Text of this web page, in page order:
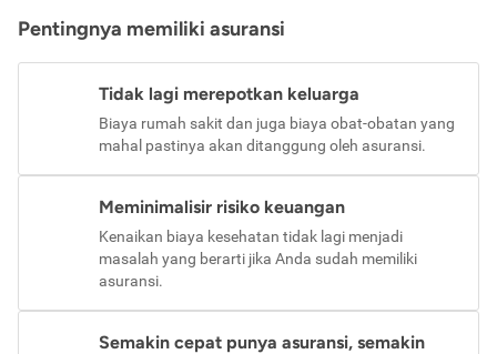
Pentingnya memiliki asuransi
Tidak lagi merepotkan keluarga
Biaya rumah sakit dan juga biaya obat-obatan yang
mahal pastinya akan ditanggung oleh asuransi.
Meminimalisir risiko keuangan
Kenaikan biaya kesehatan tidak lagi menjadi
masalah yang berarti jika Anda sudah memiliki
asuransi.
Semakin cepat punya asuransi, semakin